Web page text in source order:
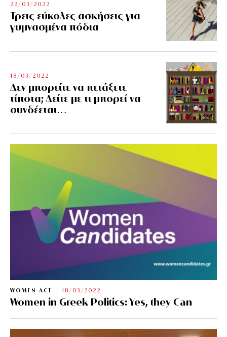
22/03/2022
Τρεις εύκολες ασκήσεις για
γυμνασμένα πόδια
18/03/2022
Δεν μπορείτε να πετάξετε
τίποτα; Δείτε με τι μπορεί να
συνδέεται…
WOMEN ACT 18/03/2022
Women in Greek Politics: Yes, they Can